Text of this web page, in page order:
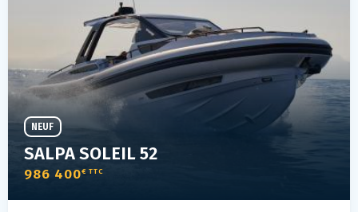
SALPA SOLEIL 52
986 400€ TTC
NEUF